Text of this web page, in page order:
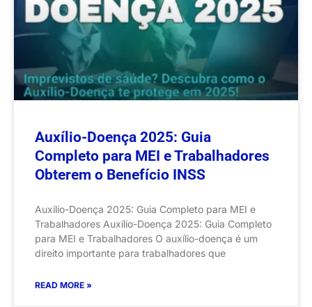
Auxílio-Doença 2025: Guia
Completo para MEI e Trabalhadores
Obterem o Benefício INSS
Auxílio-Doença 2025: Guia Completo para MEI e
Trabalhadores Auxílio-Doença 2025: Guia Completo
para MEI e Trabalhadores O auxílio-doença é um
direito importante para trabalhadores que
READ MORE »